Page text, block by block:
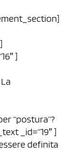
]
“postura”?
_id=”19″ ]
definita